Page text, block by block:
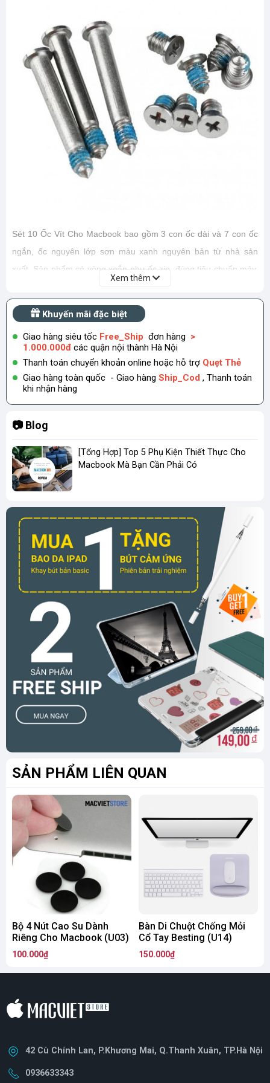
Sét 10 Ốc Vít Cho Macbook bao gồm 3 con ốc dài và 7 con ốc
ngắn, ốc nguyên lớp sơn màu xanh nguyên bản từ nhà sản
xuất. Sản phẩm có vòng xoắn như ốc zin, đúng tiêu chuẩn máy,
2. Sét 10 ốc vít giúp định vị các linh kiện bên trong
Macbook
Ốc vít trên Macbook dùng để siết chặt các thành phần linh kiện
bên trong vào thân máy giúp giữ các linh kiện theo đúng như vị
trí của nhà sản xuất. Thế nhưng, trong quá trình sử dụng, Pin
Macbook bị phồng lên làm cho các ốc vít bung ra và rơi mất
hoặc có thể khi sửa chữa bạn có thể làm mất các ốc vít trên
máy Macbook. Đó chính là một trong những lý do mà bạn nên
thay thế ốc vít mới cho Macbook.
làm từ thép không gỉ và hợp kim nhôm. Khi bạn mua ốc vít cho
vít mới chưa được sử dụng lần nào. Ngoài ra để tránh làm
Xem thêm
Khuyến mãi đặc biệt
Giao hàng siêu tốc Free_Ship đơn hàng >
1.000.000đ các quận nội thành Hà Nội
Thanh toán chuyển khoản online hoặc hỗ trợ Quẹt Thẻ
Giao hàng toàn quốc - Giao hàng Ship_Cod , Thanh toán
khi nhận hàng
📷 Blog
[Tổng Hợp] Top 5 Phụ Kiện Thiết Thực Cho
Macbook Mà Bạn Cần Phải Có
SẢN PHẨM LIÊN QUAN
Bộ 4 Nút Cao Su Dành
Riêng Cho Macbook (U03)
100.000₫
Bàn Di Chuột Chống Mỏi
Cổ Tay Besting (U14)
150.000₫
42 Cù Chính Lan, P.Khương Mai, Q.Thanh Xuân, TP.Hà Nội
0936633343